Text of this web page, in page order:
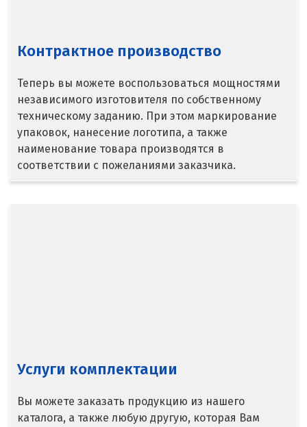
Смоленск
Снежинск
Сочи
Среднеуральск
Тверь
Контрактное производство
Теперь вы можете воспользоваться мощностями
независимого изготовителя по собственному
техническому заданию. При этом маркирование
упаковок, нанесение логотипа, а также
наименование товара производятся в
соответствии с пожеланиями заказчика.
Услуги комплектации
Вы можете заказать продукцию из нашего
каталога, а также любую другую, которая Вам